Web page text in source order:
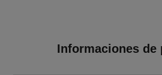
Informaciones de